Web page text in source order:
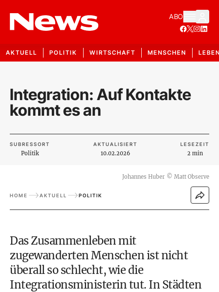
ABO
AKTUELL POLITIK WIRTSCHAFT MENSCHEN
Integration: Auf Kontakte
kommt es an
SUBRESSORT
Politik
AKTUALISIERT
10.02.2026
LESEZEIT
2 min
Johannes Huber © Matt Observe
HOME AKTUELL POLITIK
Das Zusammenleben mit
zugewanderten Menschen ist nicht
überall so schlecht, wie die
Integrationsministerin tut. In Städten